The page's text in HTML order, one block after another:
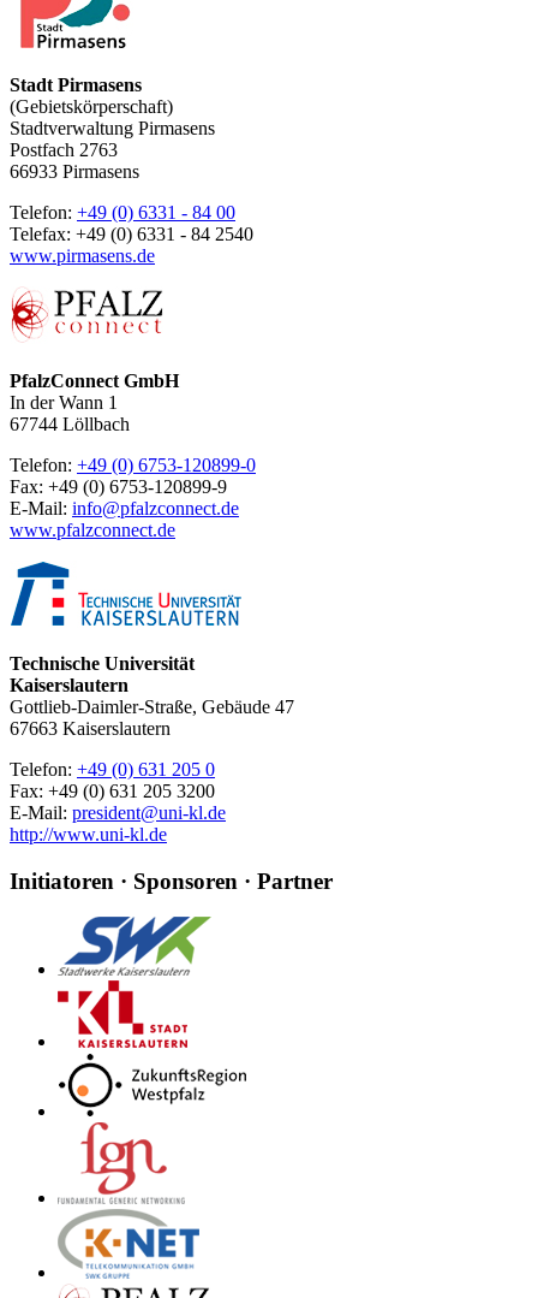
Stadt Pirmasens
(Gebietskörperschaft)
Stadtverwaltung Pirmasens
Postfach 2763
66933 Pirmasens
Telefon: +49 (0) 6331 - 84 00
Telefax: +49 (0) 6331 - 84 2540
www.pirmasens.de
PfalzConnect GmbH
In der Wann 1
67744 Löllbach
Telefon: +49 (0) 6753-120899-0
Fax: +49 (0) 6753-120899-9
E-Mail: info@pfalzconnect.de
www.pfalzconnect.de
Technische Universität
Kaiserslautern
Gottlieb-Daimler-Straße, Gebäude 47
67663 Kaiserslautern
Telefon: +49 (0) 631 205 0
Fax: +49 (0) 631 205 3200
E-Mail: president@uni-kl.de
http://www.uni-kl.de
Initiatoren · Sponsoren · Partner